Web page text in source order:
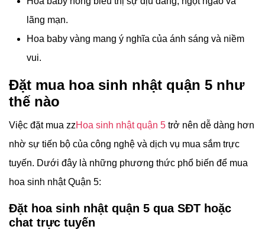
lãng mạn.
Hoa baby vàng mang ý nghĩa của ánh sáng và niềm
vui.
Đặt mua hoa sinh nhật quận 5 như
thế nào
Việc đặt mua zzHoa sinh nhật quận 5 trở nên dễ dàng hơn
nhờ sự tiến bộ của công nghệ và dịch vụ mua sắm trực
tuyến. Dưới đây là những phương thức phổ biến để mua
hoa sinh nhật Quận 5:
Đặt hoa sinh nhật quận 5 qua SĐT hoặc
chat trực tuyến